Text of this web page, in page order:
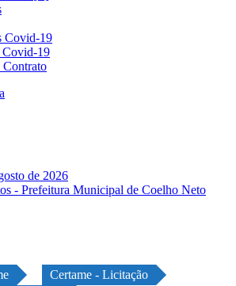
Covid-19
Covid-19
Contrato
de 2026
Certame - Licitação